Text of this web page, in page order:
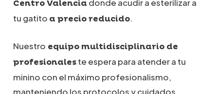
Centro Valencia donde acudir a esterilizar a
tu gatito a precio reducido.
Nuestro equipo multidisciplinario de
profesionaleste espera para atender a tu
minino con el máximo profesionalismo,
manteniendo los protocolos y cuidados